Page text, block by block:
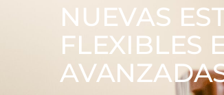
NUEVAS
FLEXIBLES